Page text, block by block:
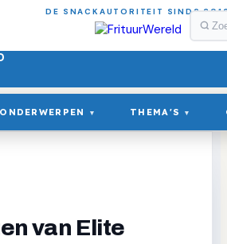
DE SNACKAUTORITEIT SINDS
ONDERWERPEN ▾ THEMA'S ▾
van Elite